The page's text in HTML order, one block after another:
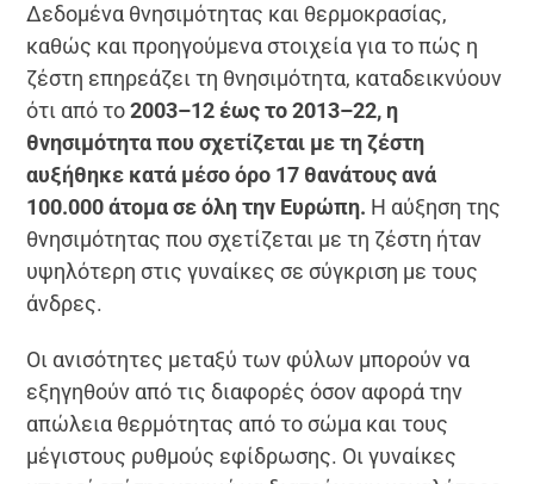
Δεδομένα θνησιμότητας και θερμοκρασίας,
καθώς και προηγούμενα στοιχεία για το πώς η
ζέστη επηρεάζει τη θνησιμότητα, καταδεικνύουν
ότι από το2003–12 έως το 2013–22, η
θνησιμότητα που σχετίζεται με τη ζέστη
αυξήθηκε κατά μέσο όρο 17 θανάτους ανά
100.000 άτομα σε όλη την Ευρώπη. Η αύξηση της
θνησιμότητας που σχετίζεται με τη ζέστη ήταν
υψηλότερη στις γυναίκες σε σύγκριση με τους
άνδρες.
Οι ανισότητες μεταξύ των φύλων μπορούν να
εξηγηθούν από τις διαφορές όσον αφορά την
απώλεια θερμότητας από το σώμα και τους
μέγιστους ρυθμούς εφίδρωσης. Οι γυναίκες